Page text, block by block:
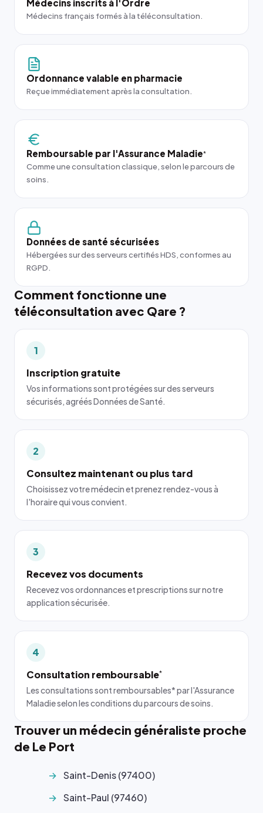
Médecins inscrits à l'Ordre
Médecins français formés à la téléconsultation.
Ordonnance valable en pharmacie
Reçue immédiatement après la consultation.
Remboursable par l'Assurance Maladie*
Comme une consultation classique, selon le parcours de
soins.
Données de santé sécurisées
Hébergées sur des serveurs certifiés HDS, conformes au
RGPD.
Comment fonctionne une
téléconsultation avec Qare ?
1
Inscription gratuite
Vos informations sont protégées sur des serveurs
sécurisés, agréés Données de Santé.
2
Consultez maintenant ou plus tard
Choisissez votre médecin et prenez rendez-vous à
l'horaire qui vous convient.
3
Recevez vos documents
Recevez vos ordonnances et prescriptions sur notre
application sécurisée.
4
Consultation remboursable*
Les consultations sont remboursables* par l'Assurance
Maladie selon les conditions du parcours de soins.
Trouver un médecin généraliste proche
de Le Port
Saint-Denis (97400)
Saint-Paul (97460)